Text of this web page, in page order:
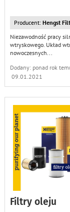
Producent: Hengst
Niezawodność pracy
wtryskowego. Układ
nowoczesnych...
Dodany: ponad rok
09.01.2021
Filtry oleju